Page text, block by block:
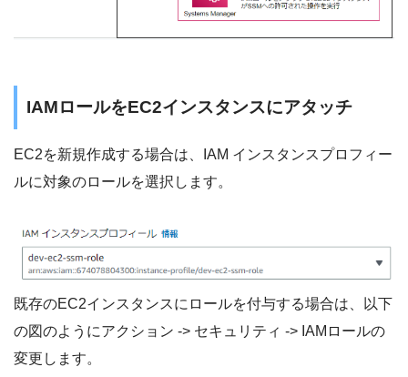
IAMロールをEC2インスタンスにアタッチ
EC2を新規作成する場合は、IAM インスタンスプロフィー
ルに対象のロールを選択します。
既存のEC2インスタンスにロールを付与する場合は、以下
の図のようにアクション -> セキュリティ -> IAMロールの
変更します。